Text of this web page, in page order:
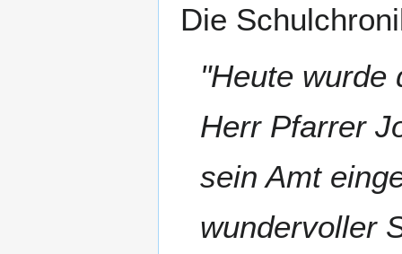
Die
"Heute wurde
Herr Pfarrer
sein Amt
wundervoller